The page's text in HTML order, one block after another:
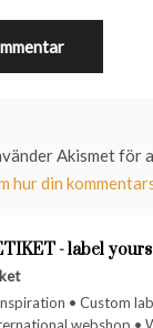
Akismet för
hur din
- label
• Custom